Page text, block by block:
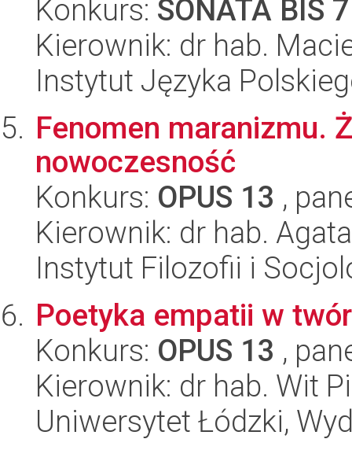
Konkurs: SONATA BIS 7
Kierownik: dr hab.
Instytut Języka
Fenomen maranizmu.
nowoczesność
Konkurs: OPUS 13 ,
Kierownik: dr hab.
Instytut Filozofii i
Poetyka empatii w
Konkurs: OPUS 13 ,
Kierownik: dr hab. Wit
Uniwersytet Łódzki,